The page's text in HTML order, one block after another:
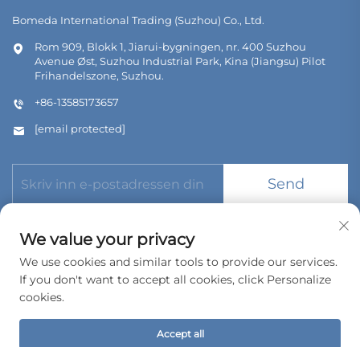
Bomeda International Trading (Suzhou) Co., Ltd.
Rom 909, Blokk 1, Jiarui-bygningen, nr. 400 Suzhou
Avenue Øst, Suzhou Industrial Park, Kina (Jiangsu) Pilot
Frihandelszone, Suzhou.
+86-13585173657
[email protected]
Send
Copyright © 2026 Bomeda International Trading (Suzhou) Co.,
Personvernpolicy
We value your privacy
We use cookies and similar tools to provide our services.
If you don't want to accept all cookies, click Personalize
cookies.
Accept all